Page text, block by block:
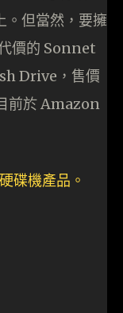
。但當然，要擁
價的 Sonnet
Drive，售價
前於 Amazon